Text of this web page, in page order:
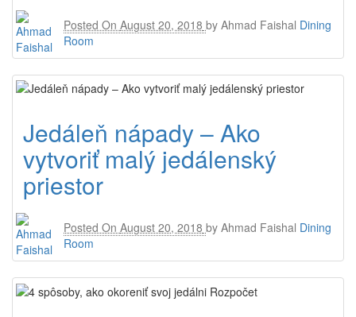
Posted On August 20, 2018 by Ahmad Faishal Dining
Room
Jedáleň nápady – Ako
vytvoriť malý jedálenský
priestor
Posted On August 20, 2018 by Ahmad Faishal Dining
Room